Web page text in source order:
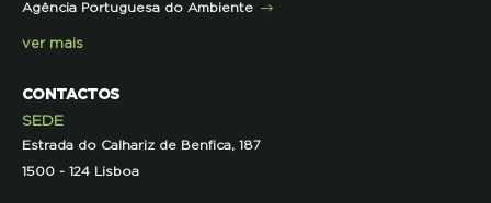
Semana do Jornalismo de Ambiente 2023
Agência Portuguesa do Ambiente
ver mais
CONTACTOS
SEDE
Estrada do Calhariz de Benfica, 187
1500 - 124 Lisboa